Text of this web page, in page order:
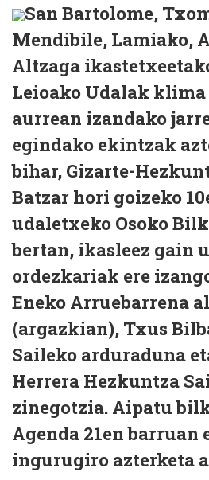
San Bartolome,
Mendibile, Lamiako,
Altzaga
Leioako Udalak
aurrean izandako
egindako ekintzak
bihar, Gizarte-
Batzar hori goizeko
udaletxeko Osoko
bertan, ikasleez gain
ordezkariak ere
Eneko Arruebarrena
(argazkian), Txus
Saileko arduraduna
Herrera Hezkuntza
zinegotzia. Aipatu
Agenda 21en barruan
ingurugiro azterketa